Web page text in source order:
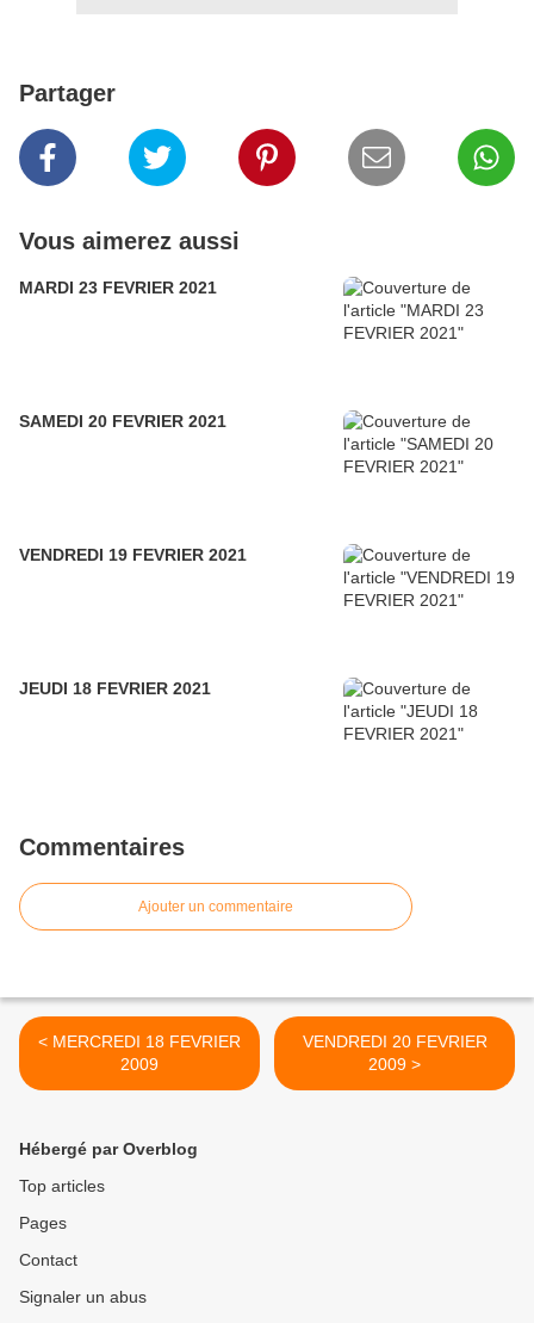
Partager
Vous aimerez aussi
MARDI 23 FEVRIER 2021
SAMEDI 20 FEVRIER 2021
VENDREDI 19 FEVRIER 2021
JEUDI 18 FEVRIER 2021
Commentaires
Ajouter un commentaire
< MERCREDI 18 FEVRIER
2009
VENDREDI 20 FEVRIER
2009 >
Hébergé par Overblog
Top articles
Pages
Contact
Signaler un abus